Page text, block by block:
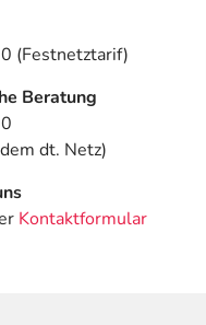
(Festnetztarif)
Beratung
dt. Netz)
Kontaktformular